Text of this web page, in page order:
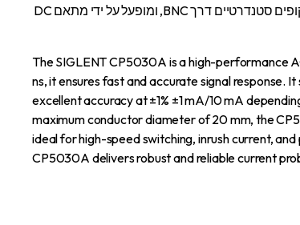
A הופכים אותו לאידיאלי למדידות מיתוג במהירות גבוהה, זרם כניסה ומדידות שלמות הספק. ה-CP5030A, שתוכנן לעבוד בצורה חלקה עם אוסצילוסקופים סטנדרטיים דרך BNC, ומופעל על ידי מתאם DC
The SIGLENT CP5030A is a high-performance
ns, it ensures fast and accurate signal response.
excellent accuracy at ±1% ±1 mA/10 mA
maximum conductor diameter of 20 mm, the
ideal for high-speed switching, inrush current,
CP5030A delivers robust and reliable current